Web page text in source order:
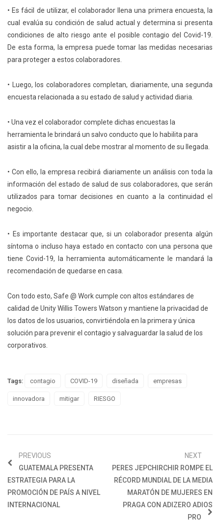
• Es fácil de utilizar, el colaborador llena una primera encuesta, la
cual evalúa su condición de salud actual y determina si presenta
condiciones de alto riesgo ante el posible contagio del Covid-19.
De esta forma, la empresa puede tomar las medidas necesarias
para proteger a estos colaboradores.
• Luego, los colaboradores completan, diariamente, una segunda
encuesta relacionada a su estado de salud y actividad diaria.
• Una vez el colaborador complete dichas encuestas la
herramienta le brindará un salvo conducto que lo habilita para
asistir a la oficina, la cual debe mostrar al momento de su llegada.
• Con ello, la empresa recibirá diariamente un análisis con toda la
información del estado de salud de sus colaboradores, que serán
utilizados para tomar decisiones en cuanto a la continuidad el
negocio.
• Es importante destacar que, si un colaborador presenta algún
síntoma o incluso haya estado en contacto con una persona que
tiene Covid-19, la herramienta automáticamente le mandará la
recomendación de quedarse en casa.
Con todo esto, Safe @ Work cumple con altos estándares de
calidad de Unity Willis Towers Watson y mantiene la privacidad de
los datos de los usuarios, convirtiéndola en la primera y única
solución para prevenir el contagio y salvaguardar la salud de los
corporativos.
Tags: contagio COVID-19 diseñada empresas
innovadora mitigar RIESGO
PREVIOUS
GUATEMALA PRESENTA
ESTRATEGIA PARA LA
PROMOCIÓN DE PAÍS A NIVEL
INTERNACIONAL
NEXT
PERES JEPCHIRCHIR ROMPE EL
RÉCORD MUNDIAL DE LA MEDIA
MARATÓN DE MUJERES EN
PRAGA CON ADIZERO ADIOS
PRO